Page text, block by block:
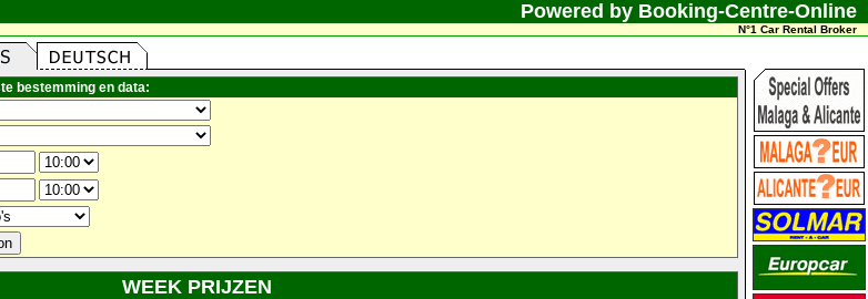
Powered by Booking-Centre-Online
N°1 Car Rental Broker
bestemming en data:
WEEK PRIJZEN